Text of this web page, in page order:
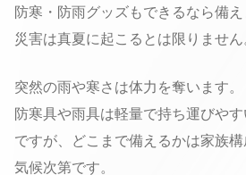
防寒・防雨グッズもできるなら備え
災害は真夏に起こるとは限りません
突然の雨や寒さは体力を奪います。
防寒具や雨具は軽量で持ち運びや
ですが、どこまで備えるかは家族
気候次第です。